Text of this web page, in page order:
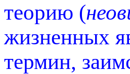
теорию (
жизненных
термин,